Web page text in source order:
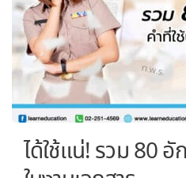
ได้ใช้แน่! รวม 80